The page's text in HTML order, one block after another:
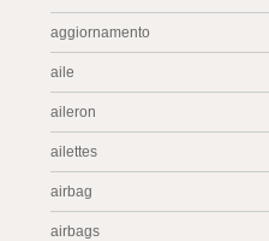
aggiornamento
aile
aileron
ailettes
airbag
airbags